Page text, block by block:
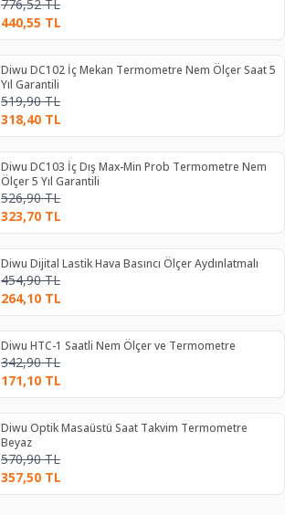
776,52TL
440,55 TL
Diwu DC102 İç Mekan Termometre Nem Ölçer Saat 5
Yıl Garantili
519,90TL
318,40 TL
Diwu DC103 İç Dış Max-Min Prob Termometre Nem
Ölçer 5 Yıl Garantili
526,90TL
323,70 TL
Diwu Dijital Lastik Hava Basıncı Ölçer Aydınlatmalı
454,90TL
264,10 TL
Diwu HTC-1 Saatli Nem Ölçer ve Termometre
342,90TL
171,10 TL
Diwu Optik Masaüstü Saat Takvim Termometre
Beyaz
570,90TL
357,50 TL